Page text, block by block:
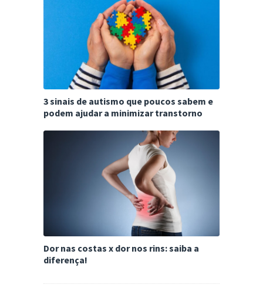
3 sinais de autismo que poucos sabem e
podem ajudar a minimizar transtorno
Dor nas costas x dor nos rins: saiba a
diferença!